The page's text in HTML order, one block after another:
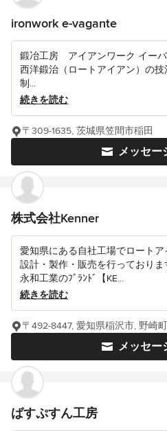
ironwork e-vagante
鍛冶工房 アイアンワーク イー
西洋鍛治（ロートアイアン）の
制...
続きを読む
メッセー
〒309-1635, 茨城県笠間市稲田
株式会社Kenner
愛知県にある自社工場でロートア
設計・製作・販売を行っており
永和工業のﾌﾞﾗﾝﾄﾞ【KE...
続きを読む
メッセー
〒492-8447, 愛知県稲沢市, 野崎
ばすぷすん工房